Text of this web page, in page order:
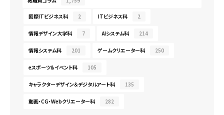
国際ITビジネス科 2 ITビジネス科 2
情報デザイン大学科 7 AIシステム科 214
情報システム科 201 ゲームクリエーター科 250
eスポーツ＆イベント科 105
キャラクターデザイン＆デジタルアート科 135
動画・CG・Webクリエーター科 282